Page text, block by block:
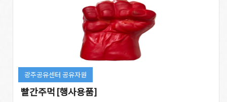
광주공유센터 공유자원
빨간주먹 [행사용품]